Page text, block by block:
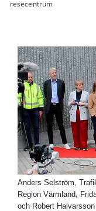
resecentrum
Anders Selström,
Region Värmland,
och Robert